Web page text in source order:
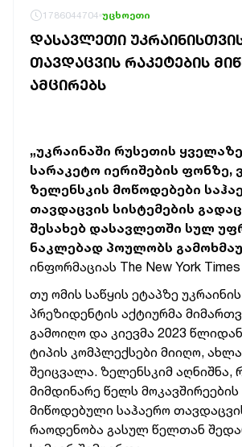
1786044704 უცხოეთი
ᲓᲐᲡᲐᲕᲚᲔᲗᲘ
ᲗᲐᲕᲓᲐᲪᲕᲘᲡ ᲠᲐᲙᲔᲢᲔᲑᲘᲡ
ᲐᲛᲪᲘᲠᲔᲑᲡ
„უკრაინაში რუსეთის
სარაკეტო იერიშების
ზელენსკის მოწოდებები
თავდაცვის სისტემების
შესახებ დასავლეთში სულ
ნაკლებად პოულობს
ინფორმაციას The New York Times
თუ ომის საწყის ეტაპზე უკრაინის
პრეზიდენტის აქტიურმა
გამოიღო და კიევმა 2023
ტიპის კომპლექსები მიიღო,
შეიცვალა. ზელენსკიმ აღნიშნა,
მიმდინარე წელს მოკავშირეების
მიწოდებული საჰაერო
რაოდენობა გასულ წელთან